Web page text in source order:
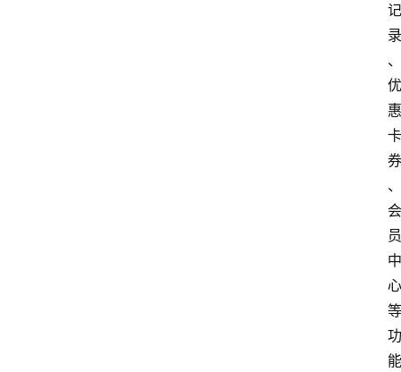
记
录
、
优
惠
卡
券
、
会
员
中
心
等
功
能